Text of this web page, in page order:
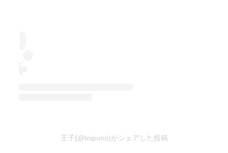
王子(@toipuno)がシェアした投稿